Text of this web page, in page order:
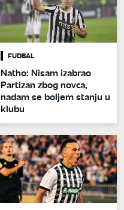
FUDBAL
Natho: Nisam izabrao
Partizan zbog novca,
nadam se boljem stanju u
klubu